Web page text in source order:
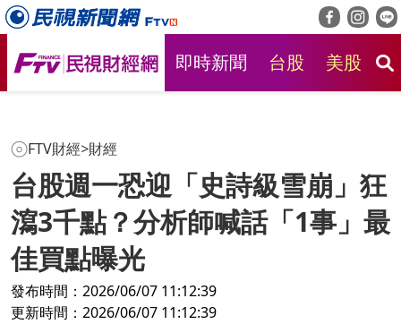
即時新聞 台股 美股
FTV財經>財經
台股週一恐迎「史詩級雪崩」狂
瀉3千點？分析師喊話「1事」最
佳買點曝光
發布時間：2026/06/07 11:12:39
更新時間：2026/06/07 11:12:39